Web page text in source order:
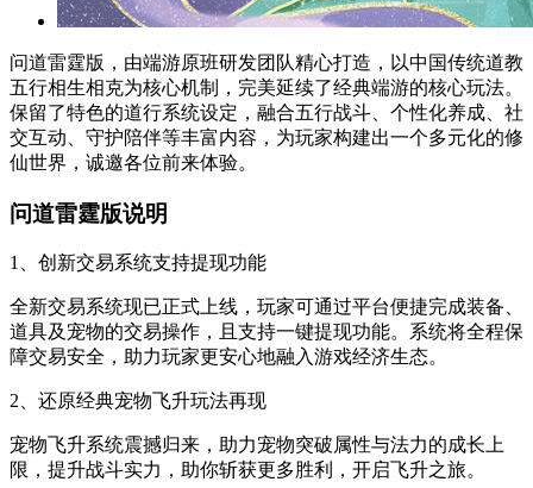
问道雷霆版，由端游原班研发团队精心打造，以中国传统道教
五行相生相克为核心机制，完美延续了经典端游的核心玩法。
保留了特色的道行系统设定，融合五行战斗、个性化养成、社
交互动、守护陪伴等丰富内容，为玩家构建出一个多元化的修
仙世界，诚邀各位前来体验。
问道雷霆版说明
1、创新交易系统支持提现功能
全新交易系统现已正式上线，玩家可通过平台便捷完成装备、
道具及宠物的交易操作，且支持一键提现功能。系统将全程保
障交易安全，助力玩家更安心地融入游戏经济生态。
2、还原经典宠物飞升玩法再现
宠物飞升系统震撼归来，助力宠物突破属性与法力的成长上
限，提升战斗实力，助你斩获更多胜利，开启飞升之旅。